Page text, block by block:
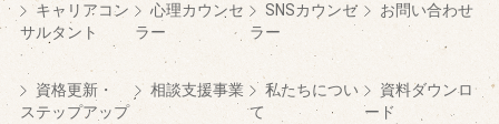
キャリアコン
サルタント
心理カウンセ
ラー
SNSカウンセ
ラー
お問い合わせ
資格更新・
ステップアップ
相談支援事業
私たちについ
て
資料ダウンロ
ード